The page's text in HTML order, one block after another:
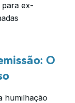
para ex-
O
humilhação